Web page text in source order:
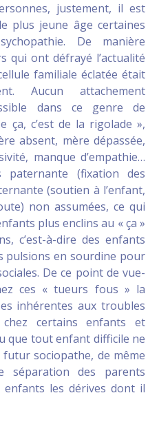
justement, il est
plus jeune âge certaines
De manière
qui ont défrayé l’actualité
familiale éclatée était
Aucun attachement
dans ce genre de
ça, c’est de la rigolade »,
absent, mère dépassée,
manque d’empathie…
paternante (fixation des
(soutien à l’enfant,
non assumées, ce qui
plus enclins au « ça »
c’est-à-dire des enfants
pulsions en sourdine pour
De ce point de vue-
ces « tueurs fous » la
inhérentes aux troubles
certains enfants et
que tout enfant difficile ne
sociopathe, de même
séparation des parents
enfants les dérives dont il